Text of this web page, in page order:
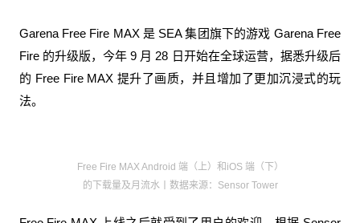
Garena Free Fire MAX 是 SEA 集团旗下的游戏 Garena Free
Fire 的升级版，今年 9 月 28 日开始在全球运营，据悉升级后
的 Free Fire MAX 提升了画质，并且增加了更加沉浸式的玩
法。
Free Fire MAX Android 端（上）和iOS 端（下）
的下载量及月流水丨数据来源：Sensor Tower